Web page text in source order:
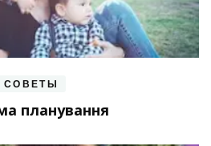
СОВЕТЫ
планування